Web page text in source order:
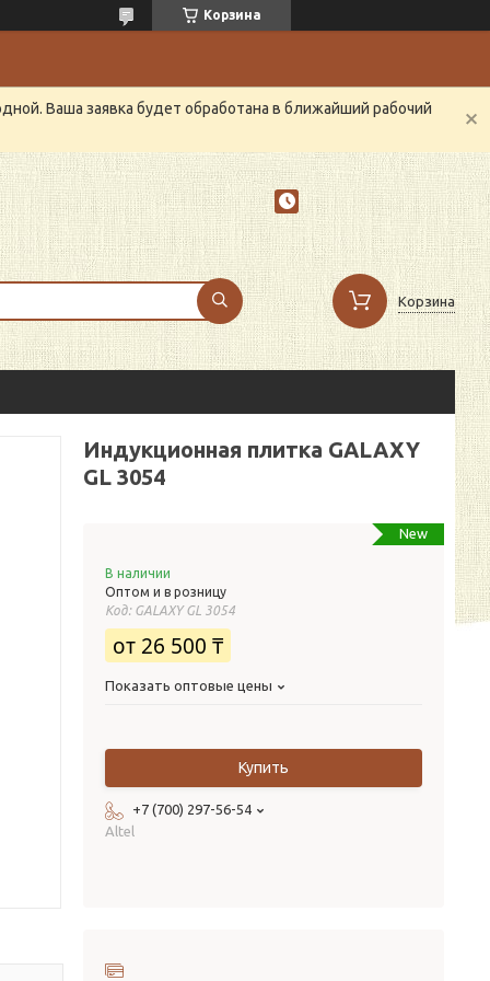
Корзина
Ваша заявка будет обработана в ближайший рабочий
Корзина
Индукционная плитка GALAXY
GL 3054
New
В наличии
Оптом и в розницу
Код: GALAXY GL 3054
от26 500 ₸
Показать оптовые цены
Купить
+7 (700) 297-56-54
Altel